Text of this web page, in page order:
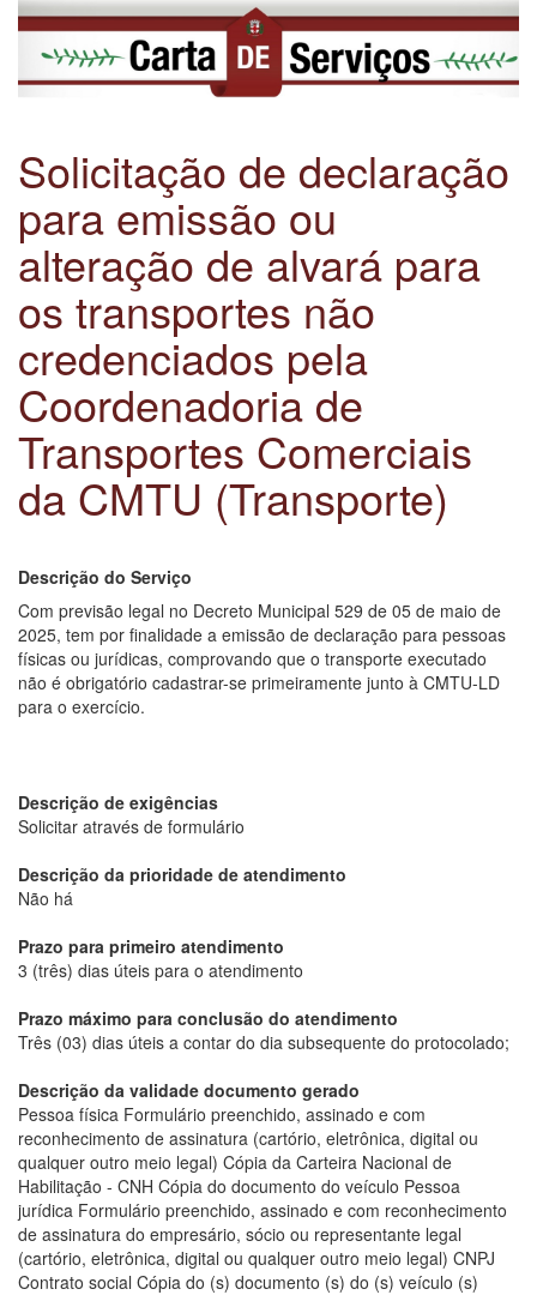
Solicitação de declaração
para emissão ou
alteração de alvará para
os transportes não
credenciados pela
Coordenadoria de
Transportes Comerciais
da CMTU (Transporte)
Descrição do Serviço
Com previsão legal no Decreto Municipal 529 de 05 de maio de
2025, tem por finalidade a emissão de declaração para pessoas
físicas ou jurídicas, comprovando que o transporte executado
não é obrigatório cadastrar-se primeiramente junto à CMTU-LD
para o exercício.
Descrição de exigências
Solicitar através de formulário
Descrição da prioridade de atendimento
Não há
Prazo para primeiro atendimento
3 (três) dias úteis para o atendimento
Prazo máximo para conclusão do atendimento
Três (03) dias úteis a contar do dia subsequente do protocolado;
Descrição da validade documento gerado
Pessoa física Formulário preenchido, assinado e com
reconhecimento de assinatura (cartório, eletrônica, digital ou
qualquer outro meio legal) Cópia da Carteira Nacional de
Habilitação - CNH Cópia do documento do veículo Pessoa
jurídica Formulário preenchido, assinado e com reconhecimento
de assinatura do empresário, sócio ou representante legal
(cartório, eletrônica, digital ou qualquer outro meio legal) CNPJ
Contrato social Cópia do (s) documento (s) do (s) veículo (s)